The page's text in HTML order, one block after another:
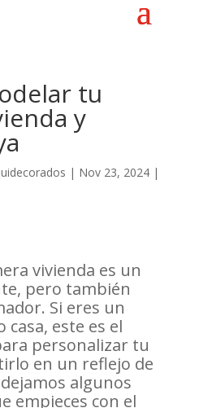
tu
y
| Nov 23, 2024|
vivienda es un
pero también
Si eres un
este es el
personalizar tu
en un reflejo de
algunos
empieces con el